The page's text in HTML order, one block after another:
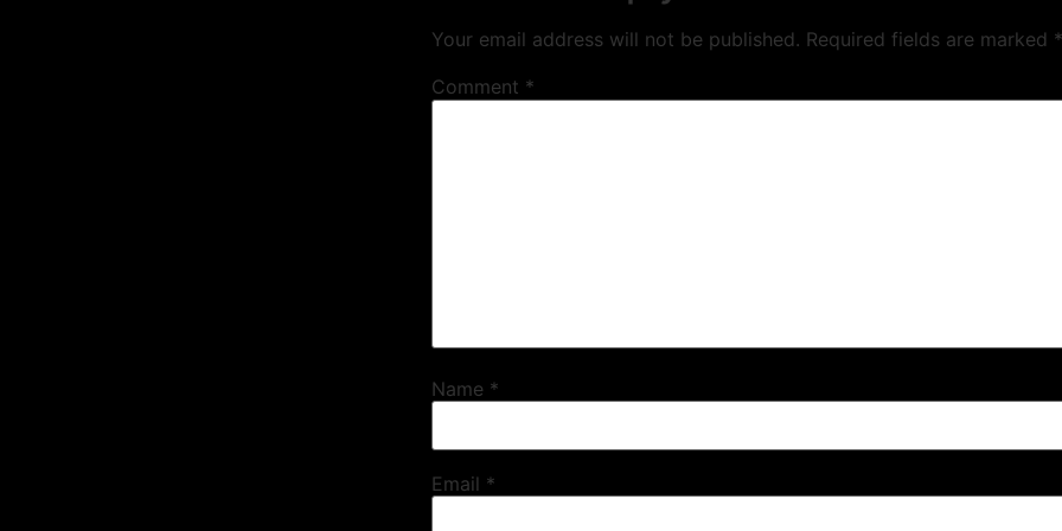
Your email address will not be published. Required fields are marked *
Comment *
Name *
Email *